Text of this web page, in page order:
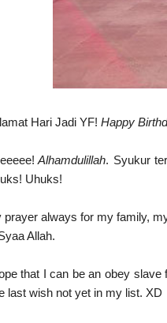
Hari Jadi YF! Happy
Alhamdulillah. Syukur
Uhuks!
prayer always for my family,
Allah.
that I can be an obey slave
last wish not yet in my list. XD